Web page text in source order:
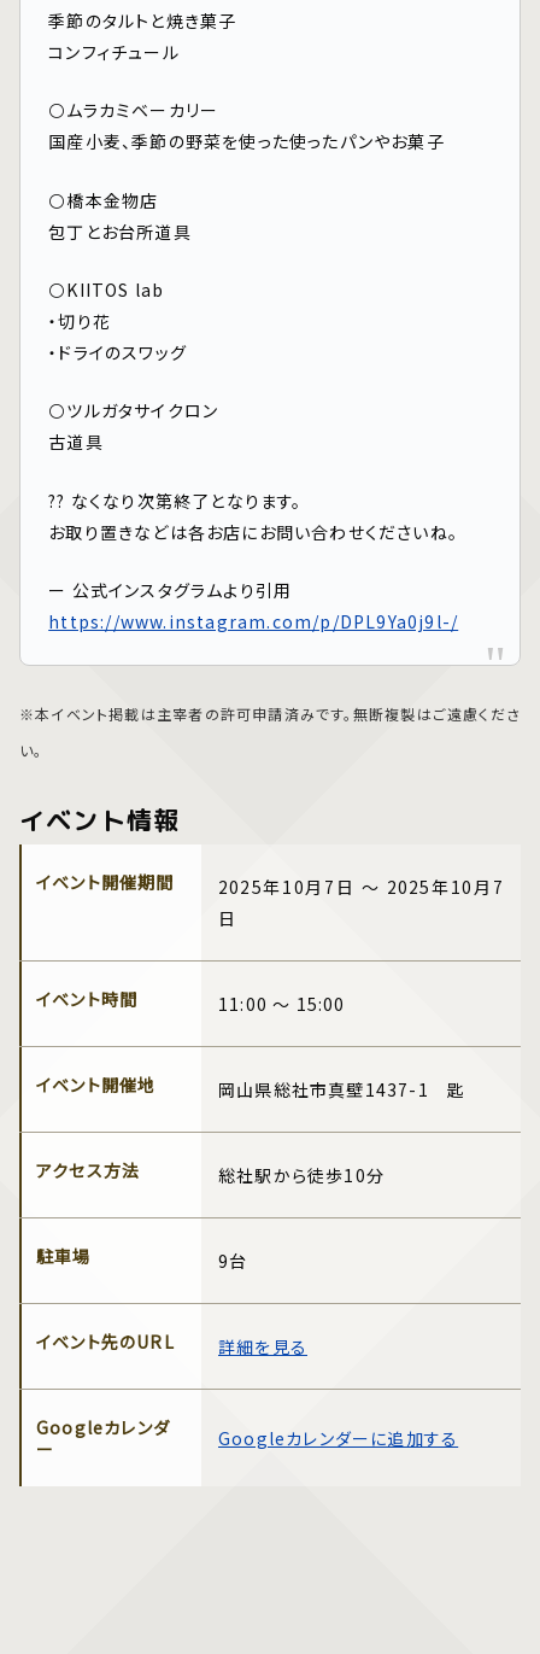
季節のタルトと焼き菓子
コンフィチュール
⚪️ムラカミベーカリー
国産小麦、季節の野菜を使った使ったパンやお菓子
⚪️橋本金物店
包丁とお台所道具
⚪️KIITOS lab
・切り花
・ドライのスワッグ
⚪️ツルガタサイクロン
古道具
?? なくなり次第終了となります。
お取り置きなどは各お店にお問い合わせくださいね。
ー 公式インスタグラムより引用
https://www.instagram.com/p/DPL9Ya0j9l-/
※本イベント掲載は主宰者の許可申請済みです。無断複製はご遠慮くださ
い。
イベント情報
イベント開催期間
2025年10月7日 ～ 2025年10月7
日
イベント時間 11:00 ～ 15:00
イベント開催地 岡山県総社市真壁1437-1 匙
アクセス方法 総社駅から徒歩10分
駐車場 9台
イベント先のURL 詳細を見る
Googleカレンダ
ー
Googleカレンダーに追加する